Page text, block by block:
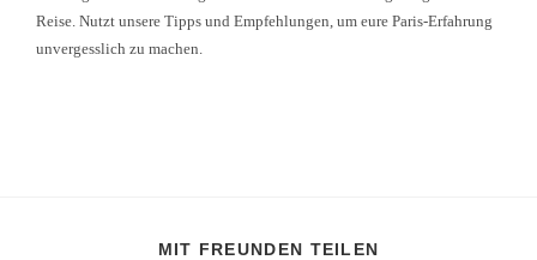
Reise. Nutzt unsere Tipps und Empfehlungen, um eure Paris-Erfahrung
unvergesslich zu machen.
MIT FREUNDEN TEILEN